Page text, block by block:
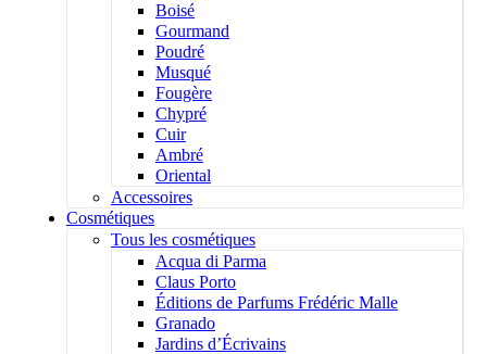
Boisé
Gourmand
Poudré
Musqué
Fougère
Chypré
Cuir
Ambré
Oriental
Accessoires
Cosmétiques
Tous les cosmétiques
Acqua di Parma
Claus Porto
Éditions de Parfums Frédéric Malle
Granado
Jardins d’Écrivains